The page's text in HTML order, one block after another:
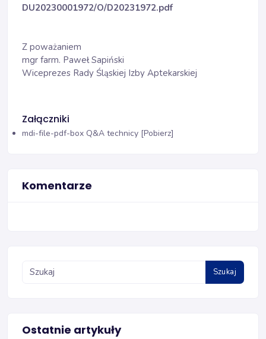
DU20230001972/O/D20231972.pdf
Z poważaniem
mgr farm. Paweł Sapiński
Wiceprezes Rady Śląskiej Izby Aptekarskiej
Załączniki
mdi-file-pdf-box Q&A technicy [Pobierz]
Komentarze
Szukaj
Ostatnie artykuły